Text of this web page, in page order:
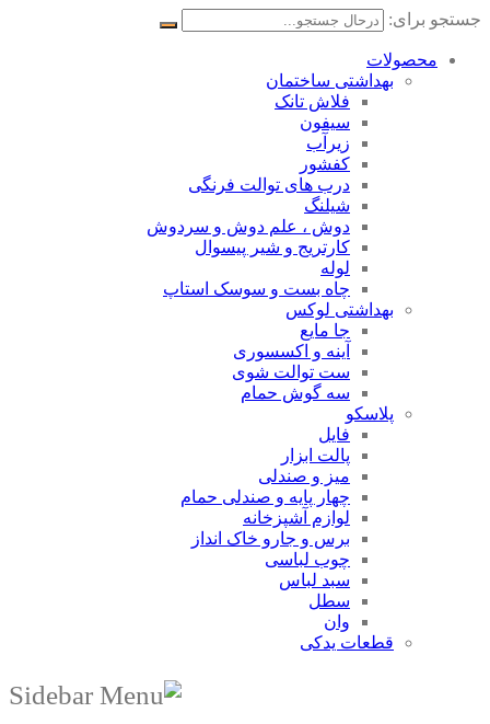
جستجو برای:
محصولات
بهداشتی ساختمان
فلاش تانک
سیفون
زیرآب
کفشور
درب های توالت فرنگی
شیلنگ
دوش ، علم دوش و سردوش
کارتریج و شیر پیسوال
لوله
چاه بست و سوسک استاپ
بهداشتی لوکس
جا مایع
آینه و اکسسوری
ست توالت شوی
سه گوش حمام
پلاسکو
فایل
پالت ابزار
میز و صندلی
چهار پایه و صندلی حمام
لوازم آشپزخانه
برس و جارو خاک انداز
چوب لباسی
سبد لباس
سطل
وان
قطعات یدکی